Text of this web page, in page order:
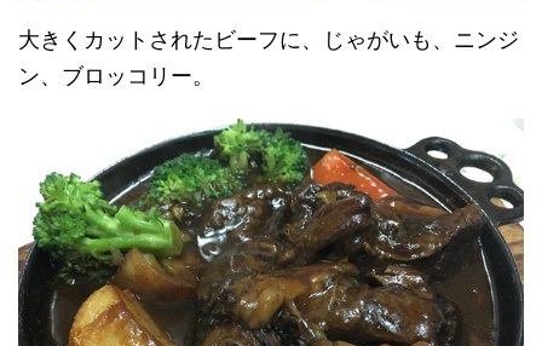
大きくカットされたビーフに、じゃがいも、ニンジ
ン、ブロッコリー。